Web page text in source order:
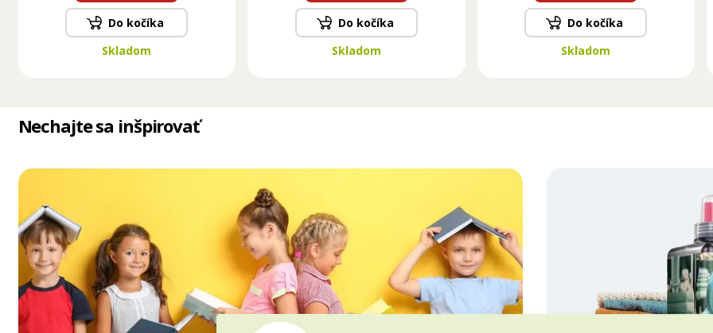
Do kočíka
Skladom
Do kočíka
Skladom
Do kočíka
Skladom
Nechajte sa inšpirovať